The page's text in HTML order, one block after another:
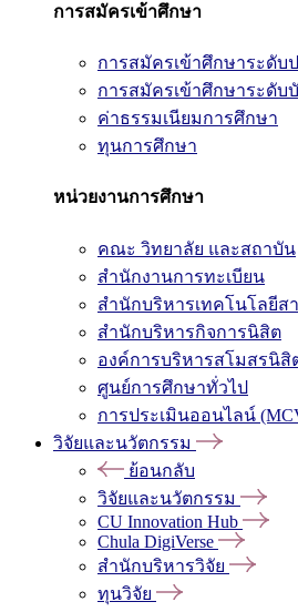
การสมัครเข้าศึกษา
การสมัครเข้าศึกษาระดั
การสมัครเข้าศึกษาระดั
ค่าธรรมเนียมการศึกษา
ทุนการศึกษา
หน่วยงานการศึกษา
คณะ วิทยาลัย และสถาบัน
สำนักงานการทะเบียน
สำนักบริหารเทคโนโลยีส
สำนักบริหารกิจการนิสิต
องค์การบริหารสโมสรนิสิ
ศูนย์การศึกษาทั่วไป
การประเมินออนไลน์
วิจัยและนวัตกรรม
ย้อนกลับ
วิจัยและนวัตกรรม
CU Innovation Hub
Chula DigiVerse
สำนักบริหารวิจัย
ทุนวิจัย